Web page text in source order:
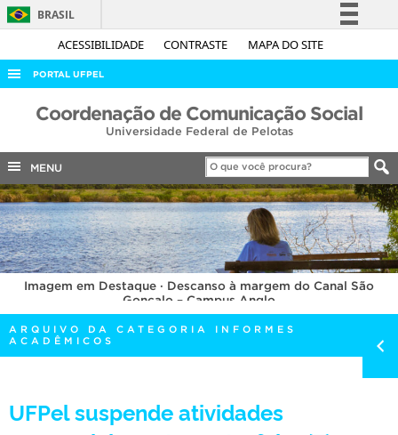
ACESSIBILIDADE CONTRASTE MAPA DO SITE
BRASIL
Simplifique!
Acesso à informação
Legislação
Canais
PORTAL UFPEL
ACESSO À INFORMAÇÃO
COBALTO
CONCURSOS
EDITAIS
INTERNACIONAL
OUVIDORIA
PORTARIAS
TELEFONES
Coordenação de Comunicação Social
Universidade Federal de Pelotas
MENU
Imagem em Destaque · Descanso à margem do Canal São
Gonçalo – Campus Anglo
ARQUIVO DA CATEGORIA INFORMES
ACADÊMICOS
UFPel suspende atividades